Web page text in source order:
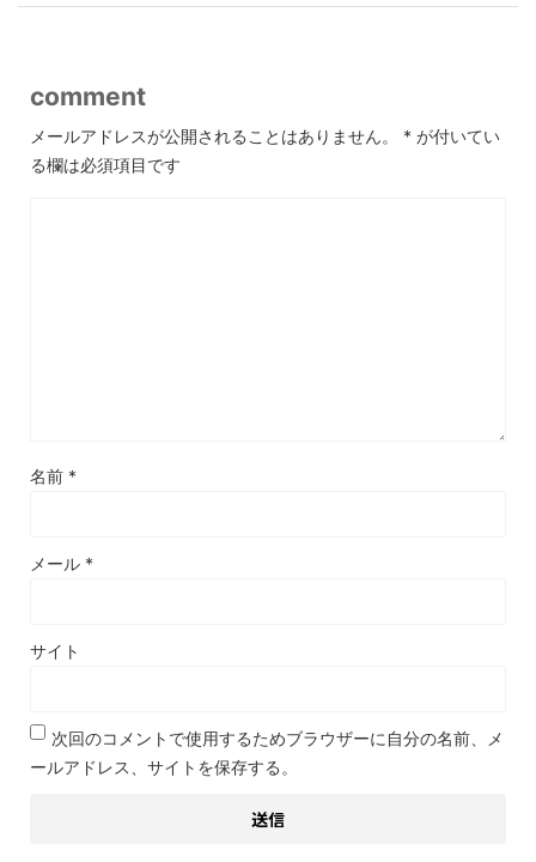
comment
メールアドレスが公開されることはありません。 * が付いてい
る欄は必須項目です
名前 *
メール *
サイト
次回のコメントで使用するためブラウザーに自分の名前、メ
ールアドレス、サイトを保存する。